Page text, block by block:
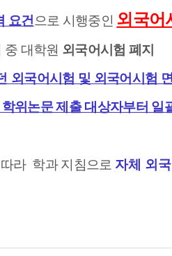
요건 으로 시행중인 외국어
중 대학원 외국어시험 폐지
외국어시험 및 외국어시험
위논문 제출 대상자부터 일
라 학과 지침으로 자체 외